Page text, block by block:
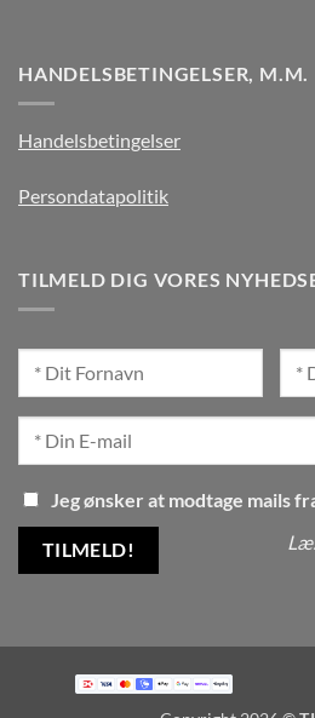
HANDELSBETINGELSER, M.M.
Handelsbetingelser
Persondatapolitik
TILMELD DIG VORES
Jeg ønsker at modtage mails